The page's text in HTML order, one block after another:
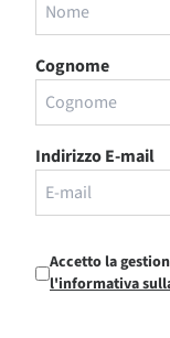
Cognome
Indirizzo E-mail
Accetto la
l'informativa